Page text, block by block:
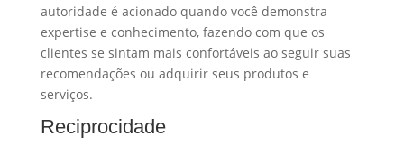
autoridade é acionado quando você demonstra
expertise e conhecimento, fazendo com que os
clientes se sintam mais confortáveis ao seguir suas
recomendações ou adquirir seus produtos e
serviços.
Reciprocidade